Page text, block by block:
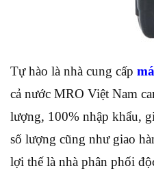
Tự hào là nhà cung cấp
cả nước MRO Việt Nam
lượng, 100% nhập khẩu,
số lượng cũng như giao
lợi thế là nhà phân phối